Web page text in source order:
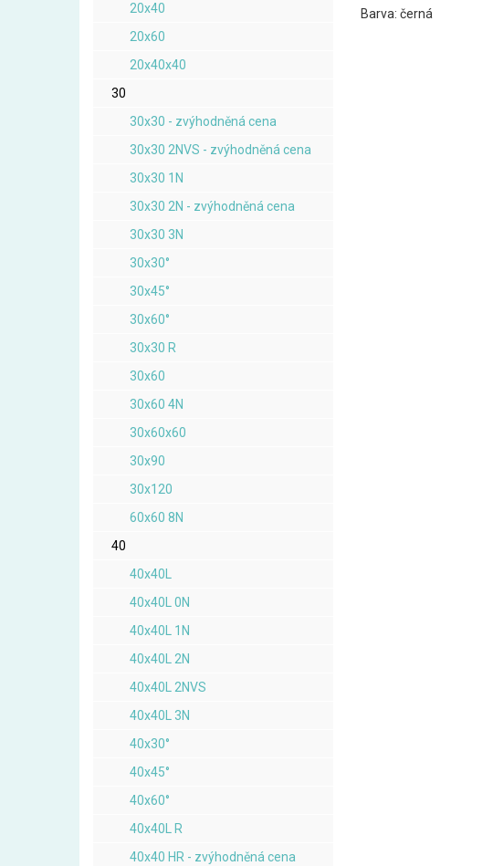
20x40
20x60
20x40x40
30
30x30 - zvýhodněná cena
30x30 2NVS - zvýhodněná cena
30x30 1N
30x30 2N - zvýhodněná cena
30x30 3N
30x30°
30x45°
30x60°
30x30 R
30x60
30x60 4N
30x60x60
30x90
30x120
60x60 8N
40
40x40L
40x40L 0N
40x40L 1N
40x40L 2N
40x40L 2NVS
40x40L 3N
40x30°
40x45°
40x60°
40x40L R
40x40 HR - zvýhodněná cena
Barva: černá